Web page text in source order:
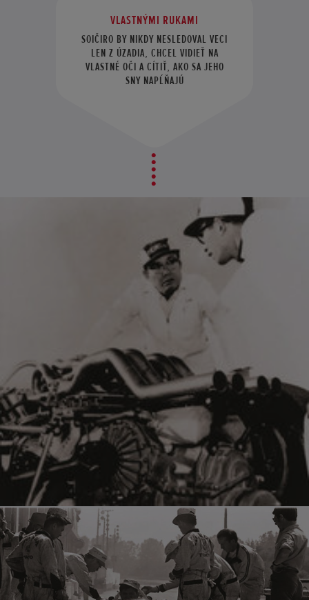
VLASTNÝMI RUKAMI
SOIČIRO BY NIKDY NESLEDOVAL VECI
LEN Z ÚZADIA, CHCEL VIDIEŤ NA
VLASTNÉ OČI A CÍTIŤ, AKO SA JEHO
SNY NAPĹŇAJÚ